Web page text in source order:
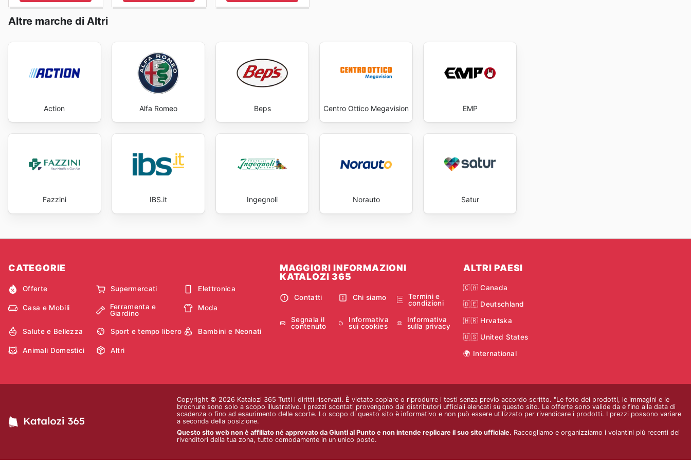
Altre marche di Altri
Action Alfa Romeo Beps Centro Ottico Megavision EMP
Fazzini IBS.it Ingegnoli Norauto Satur
CATEGORIE
Offerte Supermercati Elettronica
Casa e Mobili
Ferramenta e
Giardino
Moda
Salute e Bellezza Sport e tempo libero Bambini e Neonati
Animali Domestici Altri
MAGGIORI INFORMAZIONI
KATALOZI 365
Contatti Chi siamo
Termini e
condizioni
Segnala il
contenuto
Informativa
sui cookies
Informativa
sulla privacy
ALTRI PAESI
🇨🇦 Canada
🇩🇪 Deutschland
🇭🇷 Hrvatska
🇺🇸 United States
🌍 International
Copyright © 2026 Katalozi 365 Tutti i diritti riservati. È vietato copiare o riprodurre i testi senza previo accordo scritto. "Le foto dei prodotti, le immagini e le
brochure sono solo a scopo illustrativo. I prezzi scontati provengono dai distributori ufficiali elencati su questo sito. Le offerte sono valide da e fino alla data di
scadenza o fino ad esaurimento delle scorte. Lo scopo di questo sito è informativo e non può essere utilizzato per rivendicare i prodotti. I prezzi possono variare
a seconda della posizione.
Questo sito web non è affiliato né approvato da Giunti al Punto e non intende replicare il suo sito ufficiale. Raccogliamo e organizziamo i volantini più recenti dei
rivenditori della tua zona, tutto comodamente in un unico posto.